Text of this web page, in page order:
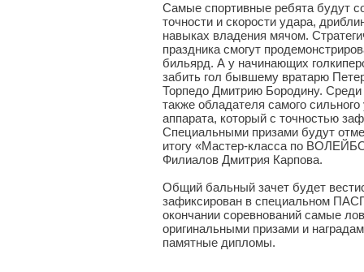
Самые спортивные ребята будут
точности и скорости удара,
навыках владения мячом.
праздника смогут
бильярд. А у начинающих
забить гол бывшему вратарю
Торпедо Дмитрию Бородину.
также обладателя самого
аппарата, который с точностью
Специальными призами будут
итогу «Мастер-класса по
Филиалов Дмитрия Карпова.
Общий бальный зачет будет
зафиксирован в специальном
окончании соревнований самые
оригинальными призами и
памятные дипломы.